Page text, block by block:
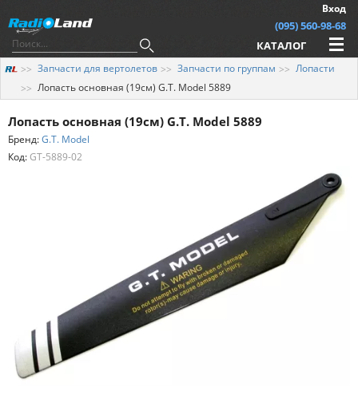
Вход
(095) 560-98-68
КАТАЛОГ
Запчасти для вертолетов Запчасти по группам
Лопасти
Лопасть основная (19см) G.T. Model 5889
Лопасть основная (19см) G.T. Model 5889
Бренд:G.T. Model
Код:GT-5889-02